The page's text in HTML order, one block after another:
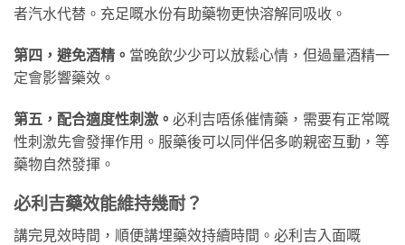
者汽水代替。充足嘅水份有助藥物更快溶解同吸收。
第四，避免酒精。 當晚飲少少可以放鬆心情，但過量酒精一
定會影響藥效。
第五，配合適度性刺激。 必利吉唔係催情藥，需要有正常嘅
性刺激先會發揮作用。服藥後可以同伴侶多啲親密互動，等
藥物自然發揮。
必利吉藥效能維持幾耐？
講完見效時間，順便講埋藥效持續時間。必利吉入面嘅